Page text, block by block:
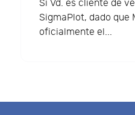
Si Vd. es cliente de
SigmaPlot, dado que
oficialmente el...